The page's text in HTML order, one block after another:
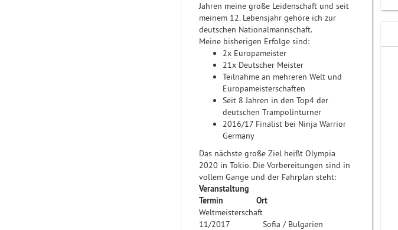
Jahren meine große Leidenschaft und seit
meinem 12. Lebensjahr gehöre ich zur
deutschen Nationalmannschaft.
Meine bisherigen Erfolge sind:
2x Europameister
21x Deutscher Meister
Teilnahme an mehreren Welt und
Europameisterschaften
Seit 8 Jahren in den Top4 der
deutschen Trampolinturner
2016/17 Finalist bei Ninja Warrior
Germany
Das nächste große Ziel heißt Olympia
2020 in Tokio. Die Vorbereitungen sind in
vollem Gange und der Fahrplan steht:
Veranstaltung
Termin Ort
Weltmeisterschaft
11/2017 Sofia / Bulgarien